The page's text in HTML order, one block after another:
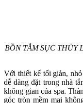
BỒN TẮM SỤC THỦY
Với thiết kế tối giản,
dễ dàng đặt trong nhà
không gian của spa.
góc tròn mềm mại